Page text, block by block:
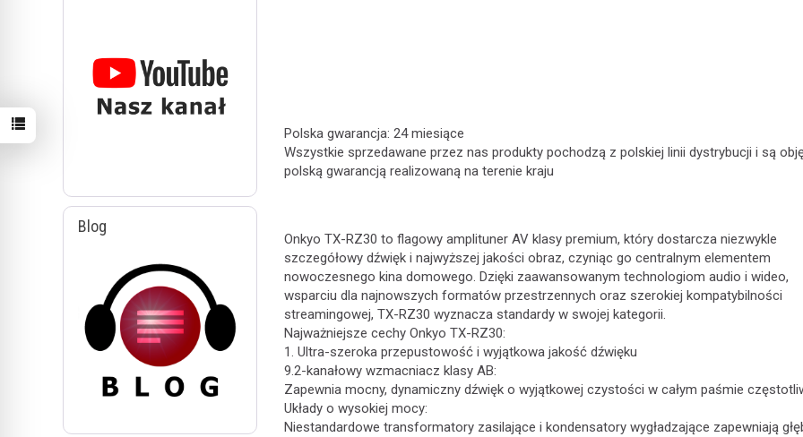
Polska gwarancja: 24 miesiące
Wszystkie sprzedawane przez nas produkty pochodzą z polskiej linii dystrybucji i są
polską gwarancją realizowaną na terenie kraju
Onkyo TX-RZ30 to flagowy amplituner AV klasy premium, który dostarcza niezwykle
szczegółowy dźwięk i najwyższej jakości obraz, czyniąc go centralnym elementem
nowoczesnego kina domowego. Dzięki zaawansowanym technologiom audio i wideo,
wsparciu dla najnowszych formatów przestrzennych oraz szerokiej kompatybilności
streamingowej, TX-RZ30 wyznacza standardy w swojej kategorii.
Najważniejsze cechy Onkyo TX-RZ30:
1. Ultra-szeroka przepustowość i wyjątkowa jakość dźwięku
9.2-kanałowy wzmacniacz klasy AB:
Zapewnia mocny, dynamiczny dźwięk o wyjątkowej czystości w całym paśmie
Układy o wysokiej mocy:
Niestandardowe transformatory zasilające i kondensatory wygładzające zapewniają
Blog